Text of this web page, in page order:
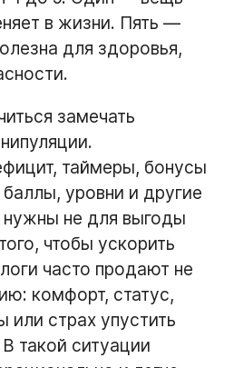
в жизни. Пять —
для здоровья,
замечать
таймеры, бонусы
уровни и другие
нужны не для выгоды
чтобы ускорить
часто продают не
комфорт, статус,
страх упустить
такой ситуации